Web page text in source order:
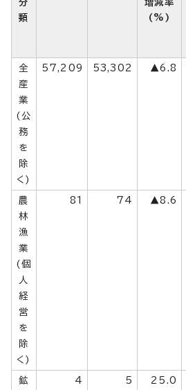
分
類
増減率
(%)
全
産
業
(公
務
を
除
く)
57,209 53,302 ▲6.8
農
林
漁
業
(個
人
経
営
を
除
く)
81 74 ▲8.6
鉱
4 5 25.0